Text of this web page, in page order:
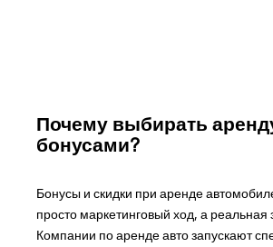
Почему выбирать
бонусами?
Бонусы и скидки при аренде
просто маркетинговый ход, а реальная
Компании по аренде авто запускают